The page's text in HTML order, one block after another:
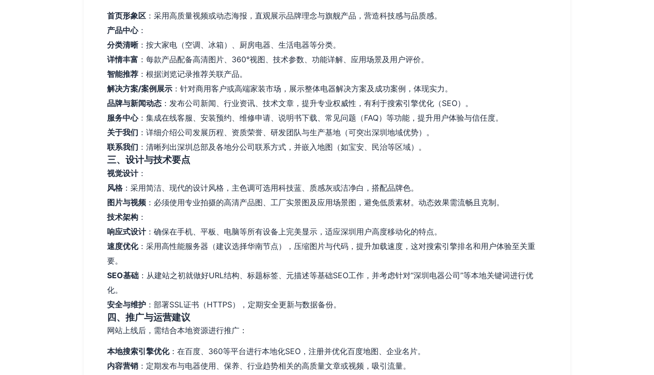
首页形象区 ：采用高质量视频或动态海报，直观展示品牌理念与旗舰产品，营造科技感与品质感。
产品中心：
分类清晰：按大家电（空调、冰箱）、厨房电器、生活电器等分类。
详情丰富 ：每款产品配备高清图片、360°视图、技术参数、功能详解、应用场景及用户评价。
智能推荐 ：根据浏览记录推荐关联产品。
解决方案/案例展示 ：针对商用客户或高端家装市场，展示整体电器解决方案及成功案例，体现实力。
品牌与新闻动态 ：发布公司新闻、行业资讯、技术文章，提升专业权威性，有利于搜索引擎优化（SEO）。
服务中心：集成在线客服、安装预约、维修申请、说明书下载、常见问题（FAQ）等功能，提升用户体验与信任度。
关于我们 ：详细介绍公司发展历程、资质荣誉、研发团队与生产基地（可突出深圳地域优势）。
联系我们 ：清晰列出深圳总部及各地分公司联系方式，并嵌入地图（如宝安、民治等区域）。
三、设计与技术要点
视觉设计：
风格 ：采用简洁、现代的设计风格，主色调可选用科技蓝、质感灰或洁净白，搭配品牌色。
图片与视频 ：必须使用专业拍摄的高清产品图、工厂实景图及应用场景图，避免低质素材。动态效果需流畅且克制。
技术架构 ：
响应式设计：确保在手机、平板、电脑等所有设备上完美显示，适应深圳用户高度移动化的特点。
速度优化：采用高性能服务器（建议选择华南节点），压缩图片与代码，提升加载速度，这对搜索引擎排名和用户体验至关重
要。
SEO基础 ：从建站之初就做好URL结构、标题标签、元描述等基础SEO工作，并考虑针对“深圳电器公司”等本地关键词进行优
化。
安全与维护 ：部署SSL证书（HTTPS），定期安全更新与数据备份。
四、推广与运营建议
网站上线后，需结合本地资源进行推广：
本地搜索引擎优化：在百度、360等平台进行本地化SEO，注册并优化百度地图、企业名片。
内容营销 ：定期发布与电器使用、保养、行业趋势相关的高质量文章或视频，吸引流量。